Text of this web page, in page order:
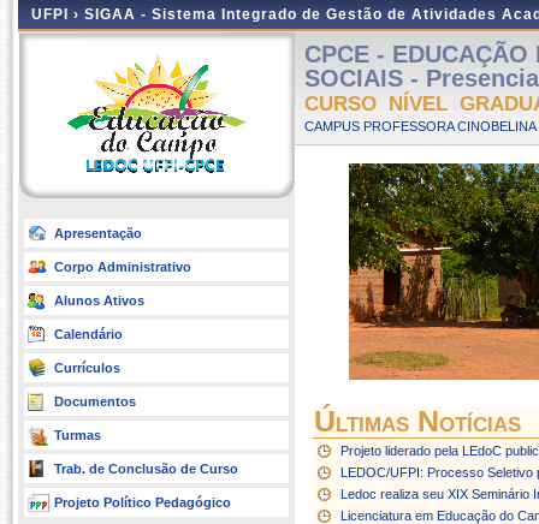
UFPI › SIGAA - Sistema Integrado de Gestão de Atividades
Apresentação
Corpo Administrativo
Alunos Ativos
Calendário
Currículos
Documentos
Turmas
Trab. de Conclusão de Curso
Projeto Político Pedagógico
CPCE -
SOCIAIS -
CURSO NÍVEL
CAMPUS PROFESSORA CINOBELINA
Últimas Notícias
Projeto liderado pela LEdoC
LEDOC/UFPI: Processo
Ledoc realiza seu XIX Seminário
Licenciatura em Educação do